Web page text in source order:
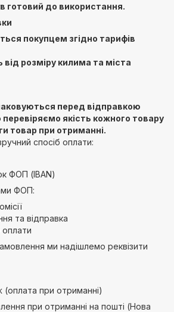
готовий до використання.
покупцем згідно тарифів
розміру килима та міста
перед відправкою
якість кожного товару
товар при отриманні.
спосіб оплати:
ФОП (IBAN)
ФОП:
та відправка
ми надішлемо реквізити
(оплата при отриманні)
при отриманні на пошті (Нова